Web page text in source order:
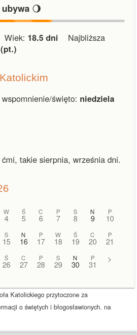
ubywa 🌖
18.5 dni Najbliższa
święto: niedziela
takie sierpnia, września dni.
W
4
Ś
5
C
6
P
7
S
8
N
9
P
10
S
15
N
16
P
17
W
18
Ś
19
C
20
P
21
Ś
26
C
27
P
28
S
29
N
30
P
31
>
Katolickiego przytoczone za
o świętych i błogosławionych. na